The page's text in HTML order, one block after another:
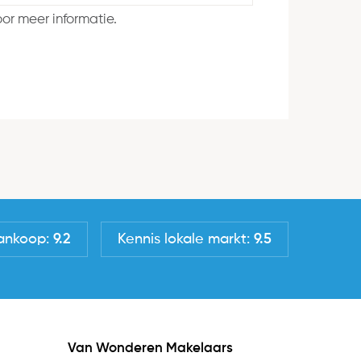
meer informatie.
9.2 Kennis lokale markt: 9.5
Van Wonderen Makelaars